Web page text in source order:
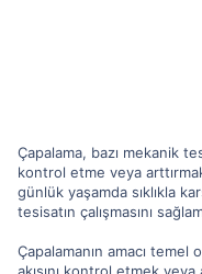
Çapalama, bazı mekanik
kontrol etme veya
günlük yaşamda sıklıkla
tesisatın çalışmasını
Çapalamanın amacı temel
akışını kontrol etmek